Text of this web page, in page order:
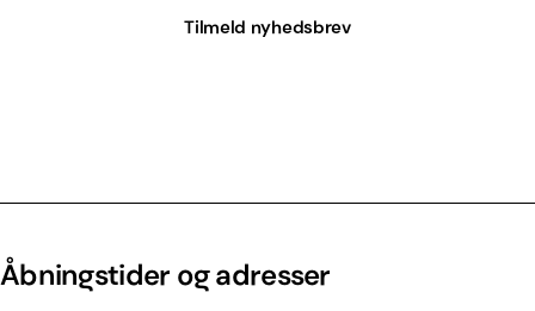
Tilmeld nyhedsbrev
Åbningstider og adresser